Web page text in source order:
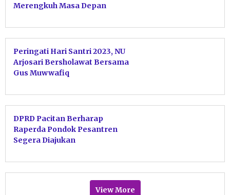
Merengkuh Masa Depan
Peringati Hari Santri 2023, NU
Arjosari Bersholawat Bersama
Gus Muwwafiq
DPRD Pacitan Berharap
Raperda Pondok Pesantren
Segera Diajukan
View More